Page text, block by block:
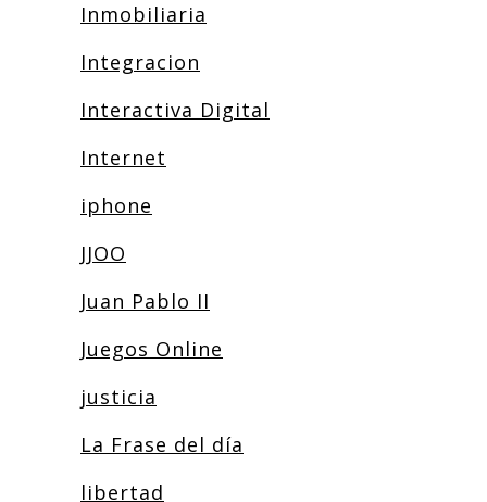
Inmobiliaria
Integracion
Interactiva Digital
Internet
iphone
JJOO
Juan Pablo II
Juegos Online
justicia
La Frase del día
libertad